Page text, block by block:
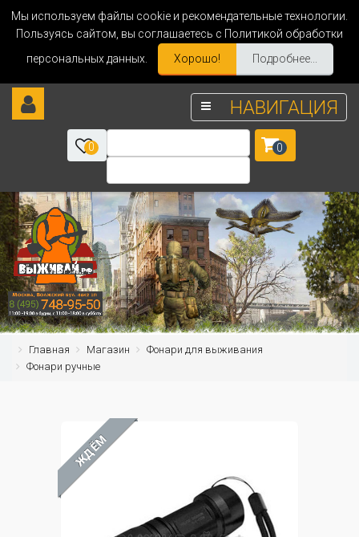
Мы используем файлы cookie и рекомендательные технологии.
Пользуясь сайтом, вы соглашаетесь с Политикой обработки
персональных данных.
Хорошо! Подробнее...
НАВИГАЦИЯ
0 0
Главная Магазин
Фонари для выживания
Фонари ручные
ЖДЁМ